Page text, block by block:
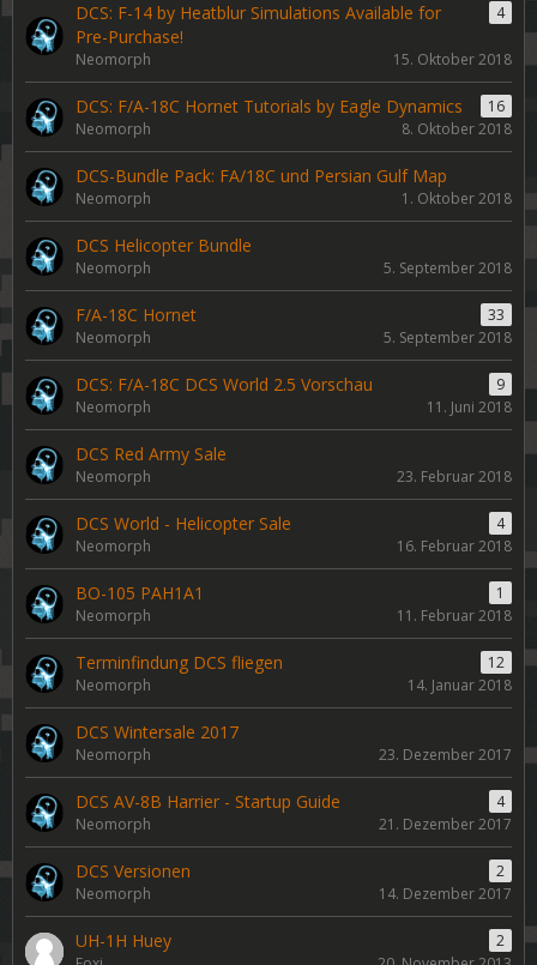
DCS: F-14 by Heatblur Simulations Available for
Pre-Purchase!
4
Neomorph 15. Oktober 2018
DCS: F/A-18C Hornet Tutorials by Eagle Dynamics
16
Neomorph
8. Oktober 2018
DCS-Bundle Pack: FA/18C und Persian Gulf Map
Neomorph 1. Oktober 2018
DCS Helicopter Bundle
Neomorph 5. September 2018
F/A-18C Hornet
33
Neomorph
5. September 2018
DCS: F/A-18C DCS World 2.5 Vorschau
9
Neomorph
11. Juni 2018
DCS Red Army Sale
Neomorph 23. Februar 2018
DCS World - Helicopter Sale
4
Neomorph
16. Februar 2018
BO-105 PAH1A1
1
Neomorph
11. Februar 2018
Terminfindung DCS fliegen
12
Neomorph
14. Januar 2018
DCS Wintersale 2017
Neomorph 23. Dezember 2017
DCS AV-8B Harrier - Startup Guide
4
Neomorph
21. Dezember 2017
DCS Versionen
2
Neomorph
14. Dezember 2017
UH-1H Huey
2